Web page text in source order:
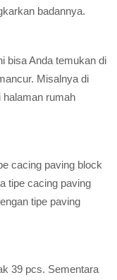
badannya.
bisa Anda temukan di
Misalnya di
halaman rumah
cacing paving block
tipe cacing paving
tipe paving
39 pcs. Sementara